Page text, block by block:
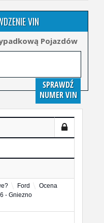
VIN
Pojazdów
SPRAWDŹ
NUMER VIN
Ford
Ocena
- Gniezno